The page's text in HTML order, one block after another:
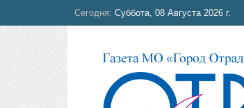
Сегодня: Суббота, 08 Августа 2026 г.